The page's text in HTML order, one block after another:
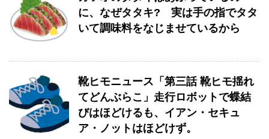
に、なぜタタキ? 実は手の指でタタ
いて調味料をなじませているから
靴ヒモニュース「第三話 靴ヒモ揺れ
てどんぶらこ」走行ロボットで蝶結
びはほどけるも、イアン・セキュ
ア・ノットはほどけず。